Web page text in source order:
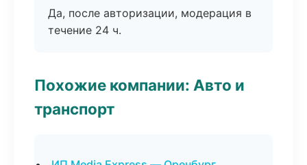
Да, после авторизации, модерация в
течение 24 ч.
Похожие компании: Авто и
транспорт